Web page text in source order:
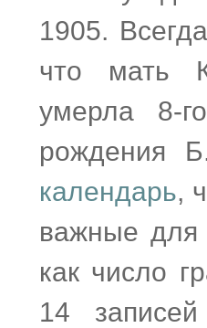
1905.
что мать
умерла 8-
рождения
календарь,
важные
как число
14